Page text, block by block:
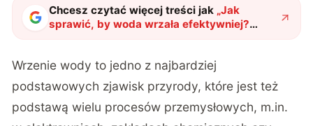
Chcesz czytać więcej treści jak „Jak
sprawić, by woda wrzała efektywniej?
Naukowcy MIT mają na to sposób"?
Wrzenie wody to jedno z najbardziej
podstawowych zjawisk przyrody, które jest też
podstawą wielu procesów przemysłowych, m.in.